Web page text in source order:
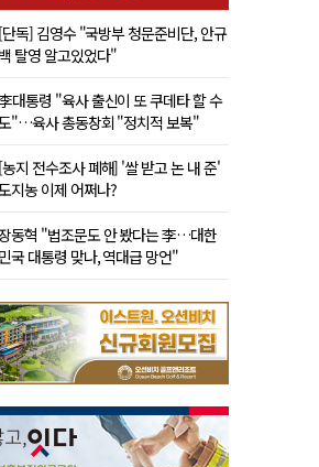
[단독] 김영수 "국방부 청문준비단, 안규
백 탈영 알고있었다"
대통령 "육사 출신이 또 쿠데타 할 수
"…육사 총동창회 "정치적 보복"
[농지 전수조사 폐해] '쌀 받고 논 내 준'
지농 이제 어쩌나?
동혁 "법조문도 안 봤다는 李…대한
민국 대통령 맞나, 역대급 망언"